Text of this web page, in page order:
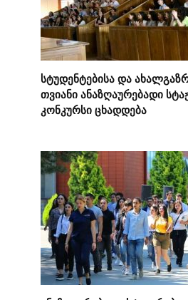
სტუდენტებისა და
თვიანი ანაზღაურებადი
კონკურსი ცხადდება